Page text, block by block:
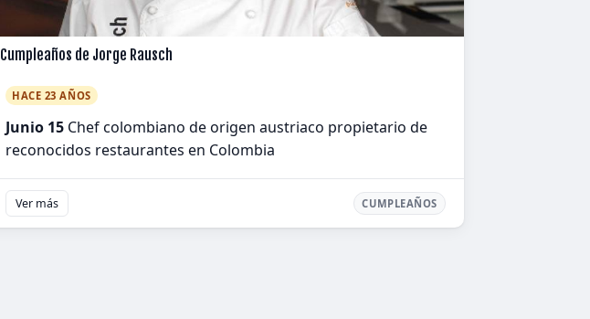
Cumpleaños de Jorge Rausch
HACE 23 AÑOS
Junio 15 Chef colombiano de origen austriaco propietario de
reconocidos restaurantes en Colombia
Ver más CUMPLEAÑOS